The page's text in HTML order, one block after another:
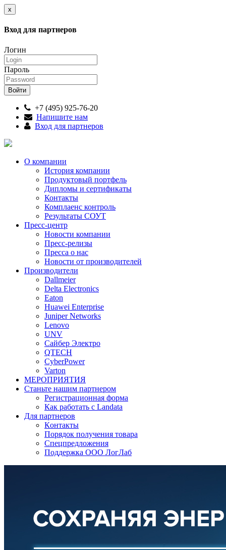
x
Вход для партнеров
Логин
Пароль
+7 (495) 925-76-20
Напишите нам
Вход для партнеров
О компании
История компании
Продуктовый портфель
Дипломы и сертификаты
Контакты
Комплаенс контроль
Результаты СОУТ
Пресс-центр
Новости компании
Пресс-релизы
Пресса о нас
Новости от производителей
Производители
Dallmeier
Delta Electronics
Eaton
Huawei Enterprise
Juniper Networks
Lenovo
UNV
Сайбер Электро
QTECH
CyberPower
Varton
МЕРОПРИЯТИЯ
Станьте нашим партнером
Регистрационная форма
Как работать с Landata
Для партнеров
Кoнтaкты
Порядок получения товара
Спецпредложения
Поддержка ООО ЛогЛаб